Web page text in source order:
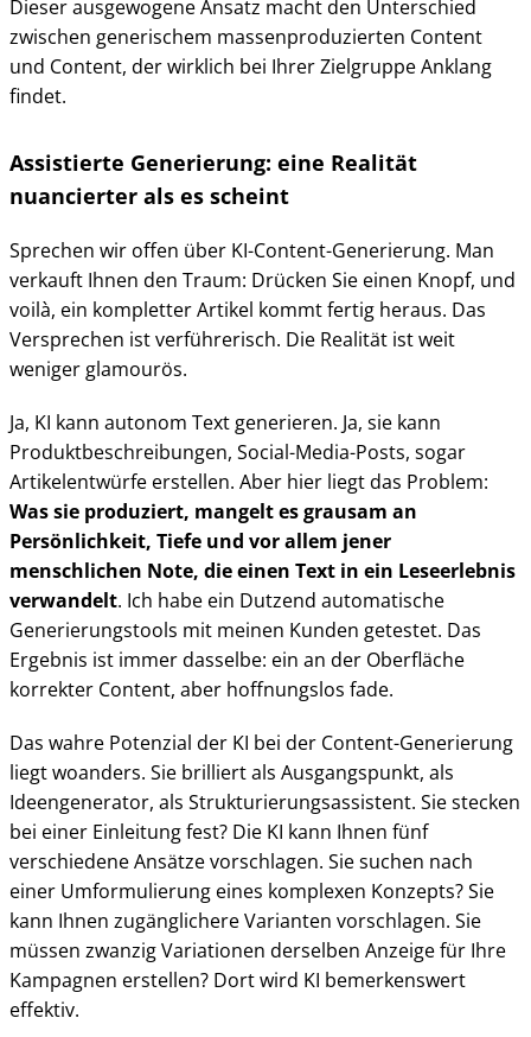
Dieser ausgewogene Ansatz macht den Unterschied
zwischen generischem massenproduzierten Content
und Content, der wirklich bei Ihrer Zielgruppe Anklang
findet.
Assistierte Generierung: eine Realität
nuancierter als es scheint
Sprechen wir offen über KI-Content-Generierung. Man
verkauft Ihnen den Traum: Drücken Sie einen Knopf, und
voilà, ein kompletter Artikel kommt fertig heraus. Das
Versprechen ist verführerisch. Die Realität ist weit
weniger glamourös.
Ja, KI kann autonom Text generieren. Ja, sie kann
Produktbeschreibungen, Social-Media-Posts, sogar
Artikelentwürfe erstellen. Aber hier liegt das Problem:
Was sie produziert, mangelt es grausam an
Persönlichkeit, Tiefe und vor allem jener
menschlichen Note, die einen Text in ein Leseerlebnis
verwandelt. Ich habe ein Dutzend automatische
Generierungstools mit meinen Kunden getestet. Das
Ergebnis ist immer dasselbe: ein an der Oberfläche
korrekter Content, aber hoffnungslos fade.
Das wahre Potenzial der KI bei der Content-Generierung
liegt woanders. Sie brilliert als Ausgangspunkt, als
Ideengenerator, als Strukturierungsassistent. Sie stecken
bei einer Einleitung fest? Die KI kann Ihnen fünf
verschiedene Ansätze vorschlagen. Sie suchen nach
einer Umformulierung eines komplexen Konzepts? Sie
kann Ihnen zugänglichere Varianten vorschlagen. Sie
müssen zwanzig Variationen derselben Anzeige für Ihre
Kampagnen erstellen? Dort wird KI bemerkenswert
effektiv.